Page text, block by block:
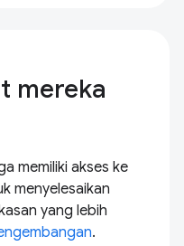
mereka
memiliki akses ke
menyelesaikan
yang lebih
.